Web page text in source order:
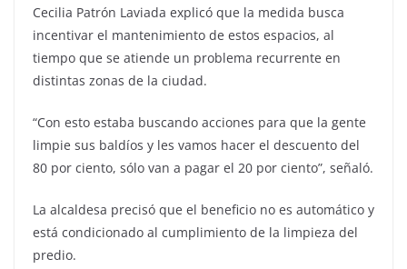
Cecilia Patrón Laviada explicó que la medida busca
incentivar el mantenimiento de estos espacios, al
tiempo que se atiende un problema recurrente en
distintas zonas de la ciudad.
“Con esto estaba buscando acciones para que la gente
limpie sus baldíos y les vamos hacer el descuento del
80 por ciento, sólo van a pagar el 20 por ciento”, señaló.
La alcaldesa precisó que el beneficio no es automático y
está condicionado al cumplimiento de la limpieza del
predio.